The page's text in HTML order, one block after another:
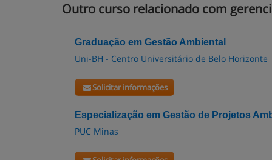
Outro curso relacionado com
Graduação em Gestão Ambiental
Uni-BH - Centro Universitário de Belo Horizonte
Solicitar informações
Especialização em Gestão de Projetos
PUC Minas